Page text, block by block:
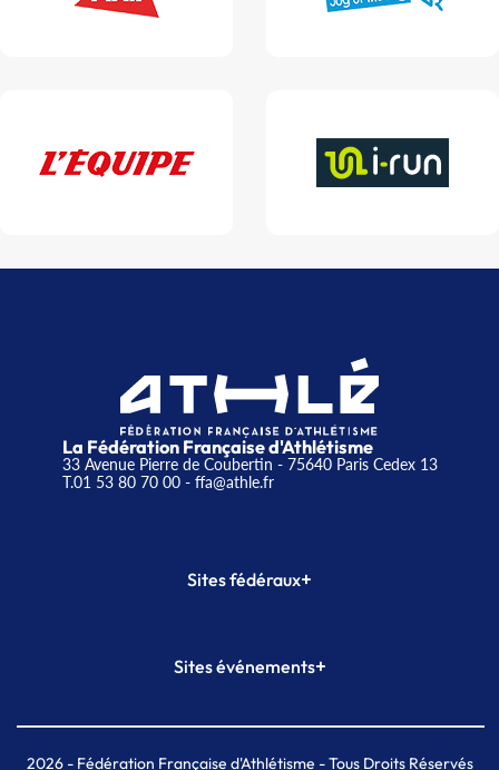
La Fédération Française d'Athlétisme
33 Avenue Pierre de Coubertin - 75640 Paris Cedex 13
T.01 53 80 70 00- ffa@athle.fr
Sites fédéraux+
Plateforme Formation
Sites événements+
Meeting de Paris indoor
MAIF Ekiden de Paris
2026- Fédération Française d'Athlétisme - Tous Droits Réservés